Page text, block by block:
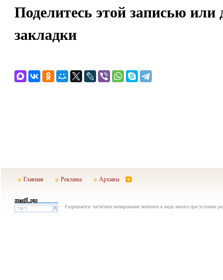
Поделитесь этой записью или
закладки
Главная Реклама Архивы
Разрешается частичное копирование контента в виде анонса при условии